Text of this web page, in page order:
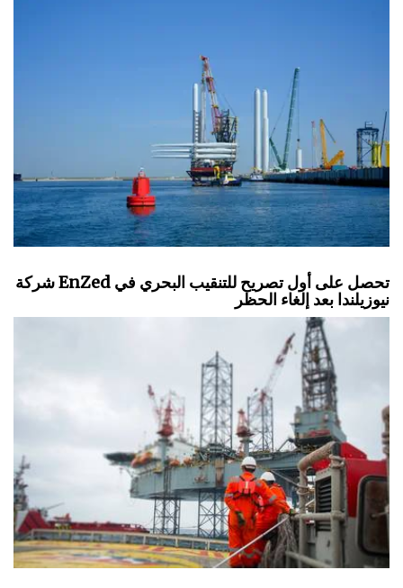
شركة EnZed تحصل على أول تصريح للتنقيب البحري في
نيوزيلندا بعد إلغاء الحظر